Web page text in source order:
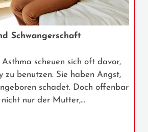
Schwangerschaft
scheuen sich oft davor,
zu benutzen. Sie haben Angst,
schadet. Doch offenbar
nur der Mutter,…